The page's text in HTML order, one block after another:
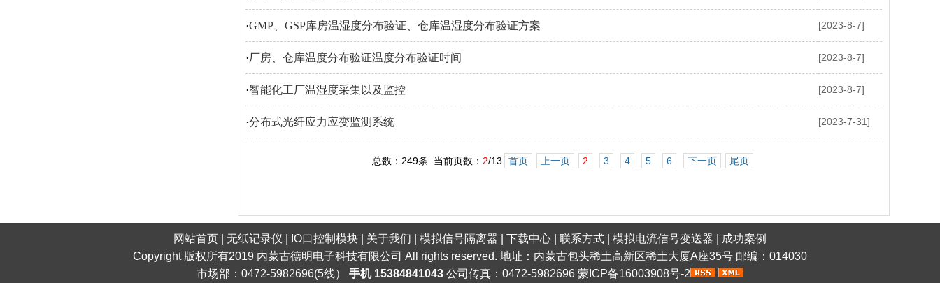
·GMP、GSP库房温湿度分布验证、仓库温湿度分布验证方案 [2023-8-7]
·厂房、仓库温度分布验证温度分布验证时间 [2023-8-7]
·智能化工厂温湿度采集以及监控 [2023-8-7]
·分布式光纤应力应变监测系统 [2023-7-31]
总数：249条 当前页数： 2/13 首页 上一页 2 3 4 5 6 下一页 尾页
网站首页 无纸记录仪 IO口控制模块 关于我们 模拟信号隔离器 下载中心 联系方式 模拟电流信号变送器
成功案例
Copyright 版权所有2019 内蒙古德明电子科技有限公司 All rights reserved. 地址：内蒙古包头稀土高新区稀土大厦A座35号 邮编：014030
市场部：0472-5982696(5线） 手机 15384841043 公司传真：0472-5982696 蒙ICP备16003908号-2